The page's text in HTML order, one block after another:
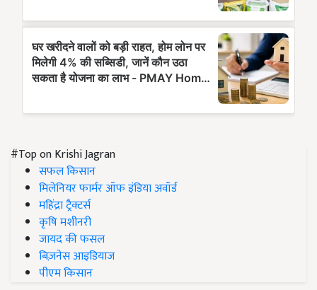
#Top on Krishi Jagran
सफल किसान
मिलेनियर फार्मर ऑफ इंडिया अवॉर्ड
महिंद्रा ट्रैक्टर्स
कृषि मशीनरी
जायद की फसल
बिज़नेस आइडियाज
पीएम किसान